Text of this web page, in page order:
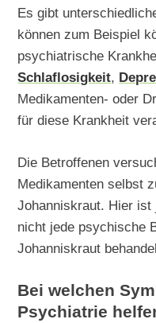
Es gibt
können zum Beispiel
psychiatrische
Schlaflosigkeit,
Medikamenten- oder
für diese Krankheit
Die Betroffenen
Medikamenten selbst
Johanniskraut. Hier ist
nicht jede psychische
Johanniskraut
Bei welchen
Psychiatrie